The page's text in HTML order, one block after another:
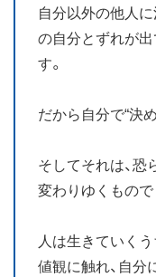
自分以外の他人
の自分とずれが
す。
だから自分で“決
そしてそれは、恐
変わりゆくもので
人は生きていく
値観に触れ、自分